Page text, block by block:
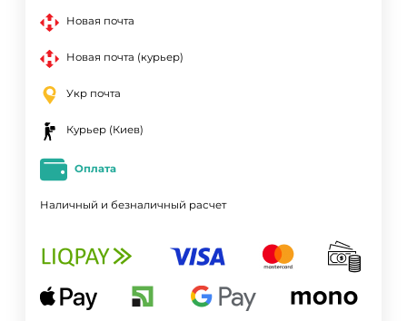
Новая почта
Новая почта (курьер)
Укр почта
Курьер (Киев)
Оплата
Наличный и безналичный расчет